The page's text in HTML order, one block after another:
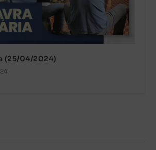
(25/04/2024)